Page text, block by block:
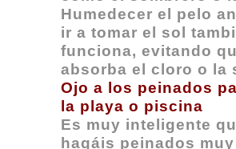
Humedecer el pelo
ir a tomar el sol
funciona, evitando
absorba el cloro o la
Ojo a los peinados
la playa o piscina
Es muy inteligente
hagáis peinados muy